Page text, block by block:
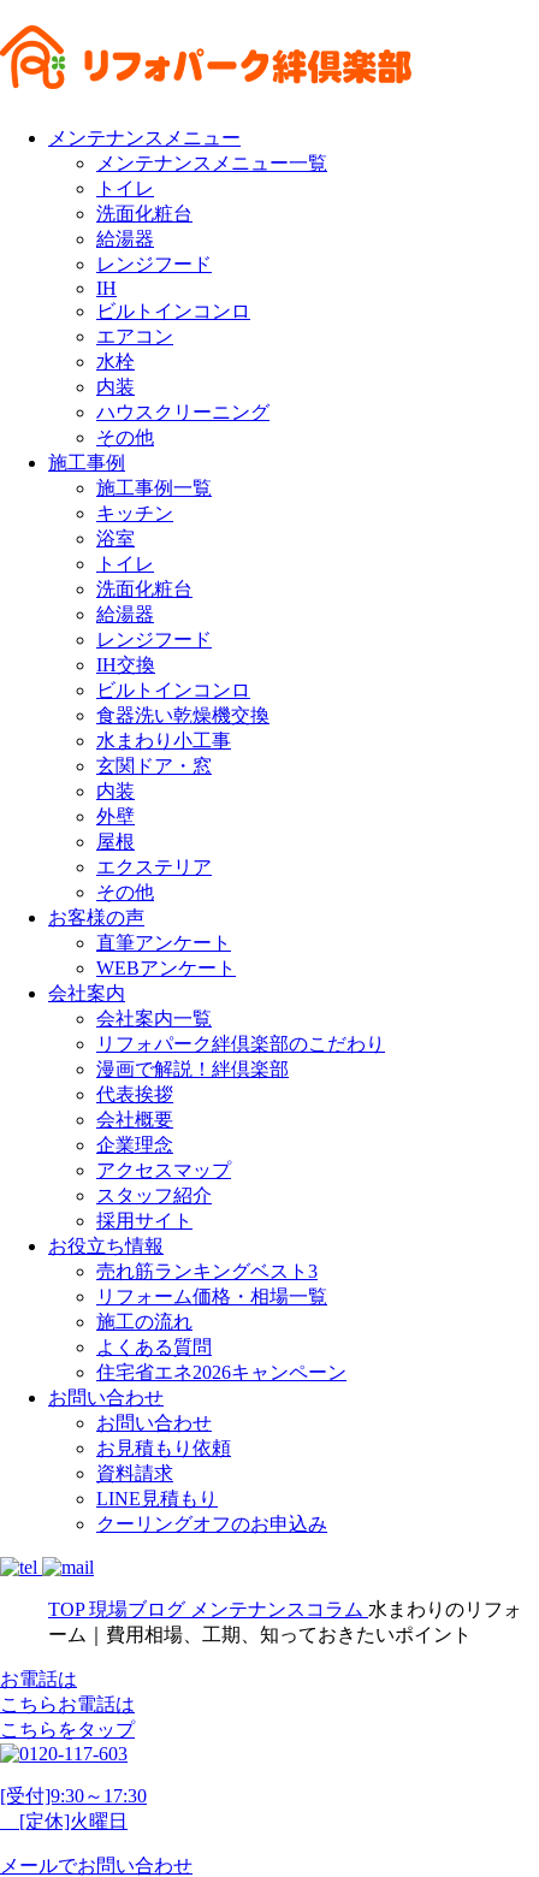
メンテナンスメニュー
メンテナンスメニュー一覧
トイレ
洗面化粧台
給湯器
レンジフード
IH
ビルトインコンロ
エアコン
水栓
内装
ハウスクリーニング
その他
施工事例
施工事例一覧
キッチン
浴室
トイレ
洗面化粧台
給湯器
レンジフード
IH交換
ビルトインコンロ
食器洗い乾燥機交換
水まわり小工事
玄関ドア・窓
内装
外壁
屋根
エクステリア
その他
お客様の声
直筆アンケート
WEBアンケート
会社案内
会社案内一覧
リフォパーク絆倶楽部のこだわり
漫画で解説！絆倶楽部
代表挨拶
会社概要
企業理念
アクセスマップ
スタッフ紹介
採用サイト
お役立ち情報
売れ筋ランキングベスト3
リフォーム価格・相場一覧
施工の流れ
よくある質問
住宅省エネ2026キャンペーン
お問い合わせ
お問い合わせ
お見積もり依頼
資料請求
LINE見積もり
クーリングオフのお申込み
TOP 現場ブログ メンテナンスコラム 水まわりのリフォ
ーム｜費用相場、工期、知っておきたいポイント
お電話は
こちらお電話は
こちらをタップ
[受付]9:30～17:30
[定休]火曜日
メールでお問い合わせ